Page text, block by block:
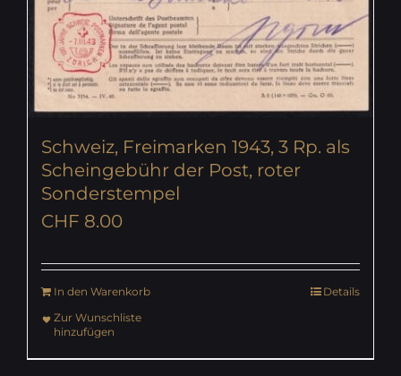
Schweiz, Freimarken 1943, 3 Rp. als
Scheingebühr der Post, roter
Sonderstempel
CHF 8.00
In den Warenkorb
Details
Zur Wunschliste
hinzufügen